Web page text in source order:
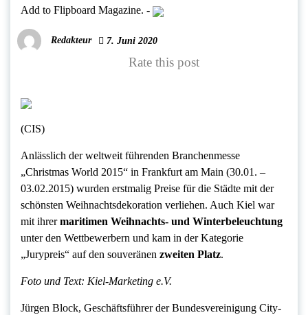
Add to Flipboard Magazine. -
Redakteur 7. Juni 2020
Rate this post
(CIS)
Anlässlich der weltweit führenden Branchenmesse
„Christmas World 2015“ in Frankfurt am Main (30.01. –
03.02.2015) wurden erstmalig Preise für die Städte mit der
schönsten Weihnachtsdekoration verliehen. Auch Kiel war
mit ihrermaritimen Weihnachts- und Winterbeleuchtung
unter den Wettbewerbern und kam in der Kategorie
„Jurypreis“ auf den souveränen zweiten Platz.
Foto und Text: Kiel-Marketing e.V.
Jürgen Block, Geschäftsführer der Bundesvereinigung City-